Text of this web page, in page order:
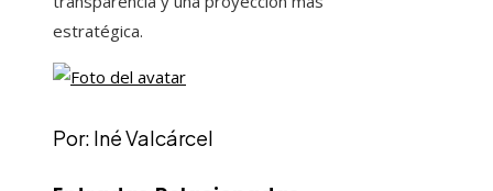
estratégica.
Por: Iné Valcárcel